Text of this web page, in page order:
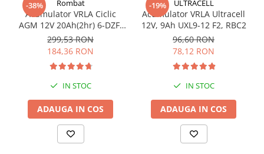
Redresoare, incarcatoare si testere
Redresoare auto, moto, barci si
stationare
sisteme de urgenta - acumulator
extern
UPS Calculatoare si Servere
UPS Trifazat
Stabilizatoare Tensiune
-38% Rombat
Acumulator VRLA Ciclic
AGM 12V 20Ah(2hr) 6-DZF-
20 / 6-DZM-20 pentru
biciclete electrice
299,53 RON
184,36 RON
IN STOC
ADAUGA IN COS
-19% ULTRACELL
Acumulator VRLA Ultracell
12V, 9Ah UXL9-12 F2, RBC2
96,60 RON
78,12 RON
IN STOC
ADAUGA IN COS